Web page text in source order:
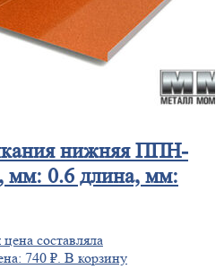
нижняя ППН-
мм: 0.6 длина, мм:
составляла
740 ₽. В корзину